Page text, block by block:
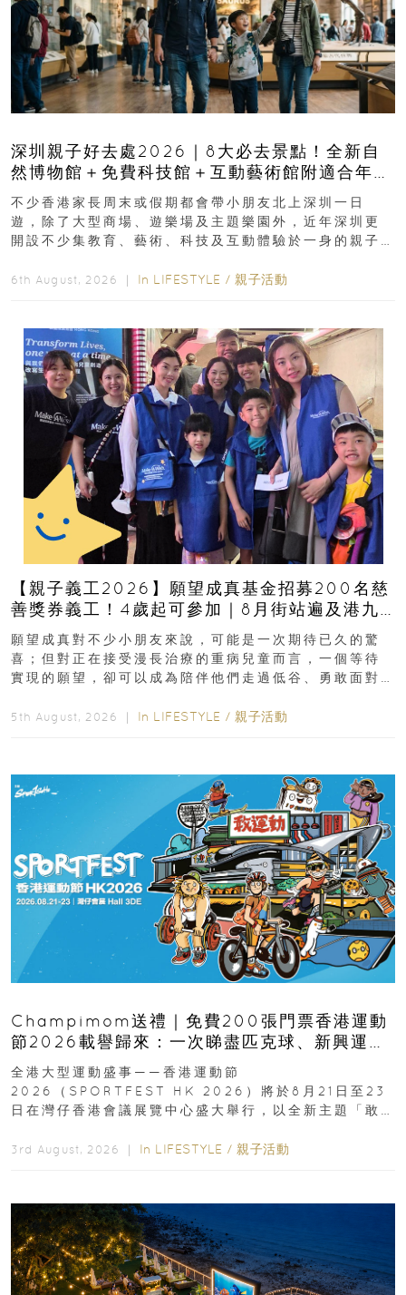
深圳親子好去處2026｜8大必去景點！全新自
然博物館＋免費科技館＋互動藝術館附適合年
齡、交通、門票、開放時間
不少香港家長周末或假期都會帶小朋友北上深圳一日
遊，除了大型商場、遊樂場及主題樂園外，近年深圳更
開設不少集教育、藝術、科技及互動體驗於一身的親子
6th August, 2026 ｜ In LIFESTYLE / 親子活動
【親子義工2026】願望成真基金招募200名慈
善獎券義工！4歲起可參加｜8月街站遍及港九
新界
願望成真對不少小朋友來說，可能是一次期待已久的驚
喜；但對正在接受漫長治療的重病兒童而言，一個等待
實現的願望，卻可以成為陪伴他們走過低谷、勇敢面對
5th August, 2026 ｜ In LIFESTYLE / 親子活動
Champimom送禮｜免費200張門票香港運動
節2026載譽歸來：一次睇盡匹克球、新興運
動、街舞比賽＋逾百運動品牌展覽
全港大型運動盛事——香港運動節
2026（SPORTFEST HK 2026）將於8月21日至23
日在灣仔香港會議展覽中心盛大舉行，以全新主題「敢
3rd August, 2026 ｜ In LIFESTYLE / 親子活動